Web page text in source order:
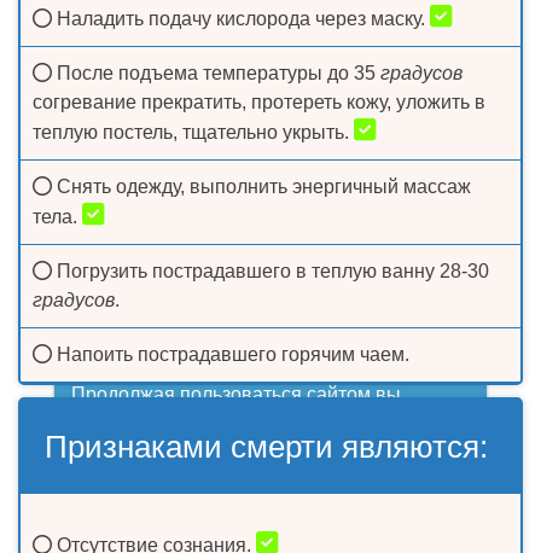
Наладить подачу кислорода через маску.
После подъема температуры до 35 градусов
согревание прекратить, протереть кожу, уложить в
теплую постель, тщательно укрыть.
Снять одежду, выполнить энергичный массаж
тела.
Погрузить пострадавшего в теплую ванну 28-30
градусов.
Напоить пострадавшего горячим чаем.
Признаками смерти являются:
Отсутствие сознания.
Продолжая пользоваться сайтом вы
конфиденциальности